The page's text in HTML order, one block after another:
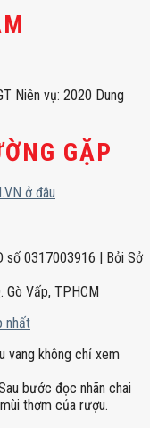
Niên vụ: 2020 Dung
GẶP
ở đâu
số 0317003916 | Bởi Sở
Gò Vấp, TPHCM
nhất
vang không chỉ xem
bước đọc nhãn chai
thơm của rượu.